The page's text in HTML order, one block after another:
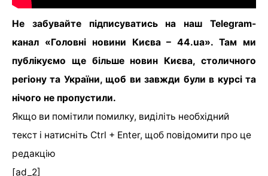
Не забувайте підписуватись на наш Telegram-
канал «Головні новини Києва – 44.ua». Там ми
публікуємо ще більше новин Києва, столичного
регіону та України, щоб ви завжди були в курсі та
нічого не пропустили.
Якщо ви помітили помилку, виділіть необхідний
текст і натисніть Ctrl + Enter, щоб повідомити про це
редакцію
[ad_2]